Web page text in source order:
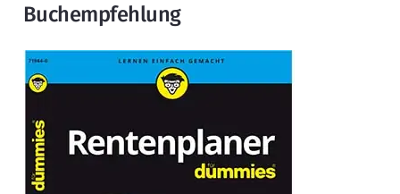
Buchempfehlung